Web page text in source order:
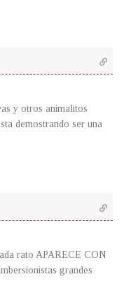
y otros animalitos
demostrando ser una
rato APARECE CON
grandes